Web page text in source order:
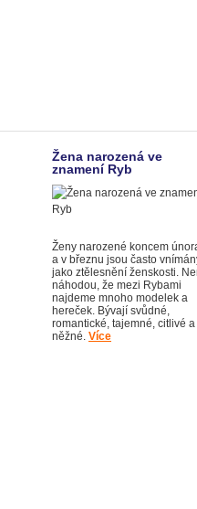
Žena narozená ve
znamení Ryb
Ženy narozené koncem
a v březnu jsou často
jako ztělesnění ženskosti.
náhodou, že mezi Rybami
najdeme mnoho modelek a
hereček. Bývají svůdné,
romantické, tajemné, citlivé a
něžné. Více